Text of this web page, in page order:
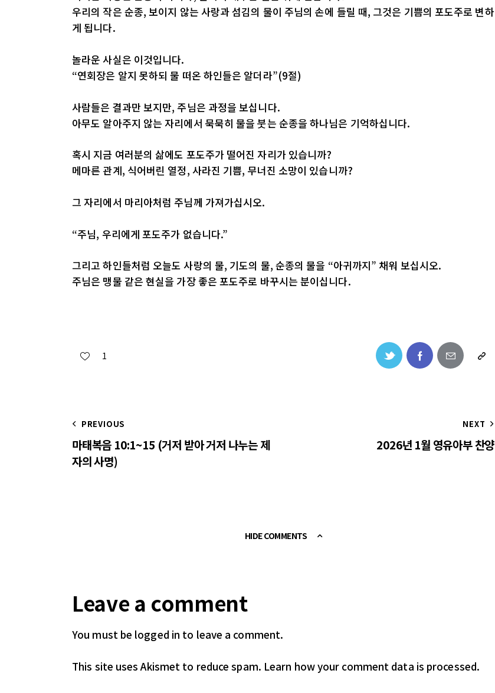
우리의 작은 순종, 보이지 않는 사랑과 섬김의 물이 주님의 손에 들릴 때, 그것은 기쁨의 포도주로 변하
게 됩니다.
놀라운 사실은 이것입니다.
“연회장은 알지 못하되 물 떠온 하인들은 알더라”(9절)
사람들은 결과만 보지만, 주님은 과정을 보십니다.
아무도 알아주지 않는 자리에서 묵묵히 물을 붓는 순종을 하나님은 기억하십니다.
혹시 지금 여러분의 삶에도 포도주가 떨어진 자리가 있습니까?
메마른 관계, 식어버린 열정, 사라진 기쁨, 무너진 소망이 있습니까?
그 자리에서 마리아처럼 주님께 가져가십시오.
“주님, 우리에게 포도주가 없습니다.”
그리고 하인들처럼 오늘도 사랑의 물, 기도의 물, 순종의 물을 “아귀까지” 채워 보십시오.
주님은 맹물 같은 현실을 가장 좋은 포도주로 바꾸시는 분이십니다.
1
PREVIOUS
마태복음 10:1~15 (거저 받아 거저 나누는 제
자의 사명)
NEXT
2026년 1월 영유아부 찬양
HIDE COMMENTS
Leave a comment
You must be logged in to leave a comment.
This site uses Akismet to reduce spam. Learn how your comment data is processed.